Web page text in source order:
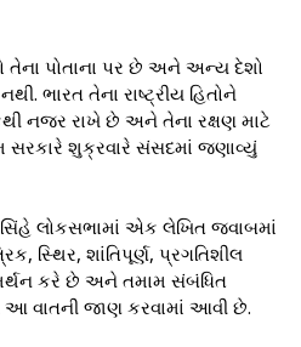
તેના પોતાના પર છે અને અન્ય દેશો
ભારત તેના રાષ્ટ્રીય હિતોને
નજર રાખે છે અને તેના રક્ષણ માટે
શુક્રવારે સંસદમાં જણાવ્યું
સિંહે લોકસભામાં એક લેખિત જવાબમાં
સ્થિર, શાંતિપૂર્ણ, પ્રગતિશીલ
કરે છે અને તમામ સંબંધિત
આ વાતની જાણ કરવામાં આવી છે.